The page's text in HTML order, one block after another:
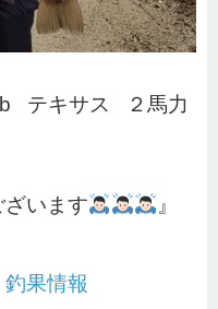
テキサス ２馬力
います 』
釣果情報